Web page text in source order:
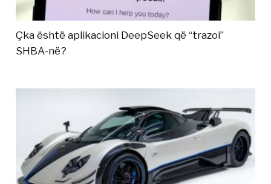
Çka është aplikacioni DeepSeek që “trazoi”
SHBA-në?